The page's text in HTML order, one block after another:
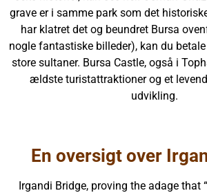
grave er i samme park som det
har klatret det og beundret Bursa
nogle fantastiske billeder), kan du
store sultaner. Bursa Castle, også i
ældste turistattraktioner og et
udvikling.
En oversigt over
Irgandi Bridge, proving the adage that